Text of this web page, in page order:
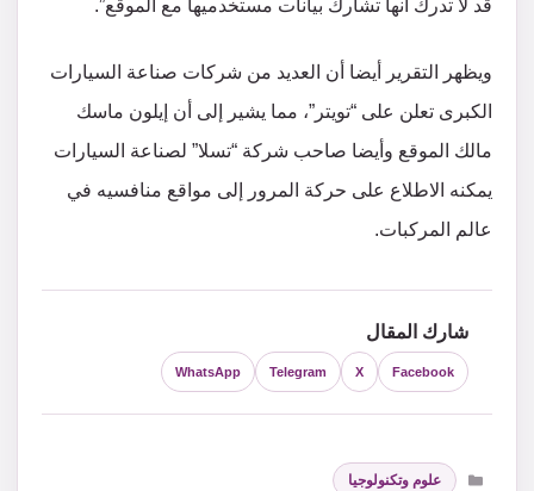
قد لا تدرك أنها تشارك بيانات مستخدميها مع الموقع”.
ويظهر التقرير أيضا أن العديد من شركات صناعة السيارات
الكبرى تعلن على “تويتر”، مما يشير إلى أن إيلون ماسك
مالك الموقع وأيضا صاحب شركة “تسلا” لصناعة السيارات
يمكنه الاطلاع على حركة المرور إلى مواقع منافسيه في
عالم المركبات.
شارك المقال
Facebook
X
Telegram
WhatsApp
التصنيفات
علوم وتكنولوجيا